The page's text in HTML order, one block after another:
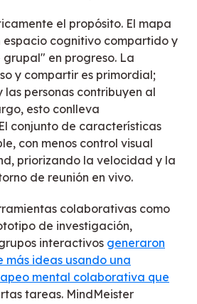
el propósito. El mapa
espacio cognitivo compartido y
en progreso. La
y compartir es primordial;
las personas contribuyen al
esto conlleva
conjunto de características
con menos control visual
priorizando la velocidad y la
de reunión en vivo.
colaborativas como
de investigación,
interactivos generaron
ideas usando una
mental colaborativa que
tareas. MindMeister